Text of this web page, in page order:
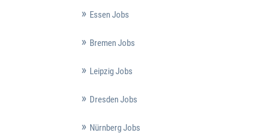
Essen Jobs
Bremen Jobs
Leipzig Jobs
Dresden Jobs
Nürnberg Jobs